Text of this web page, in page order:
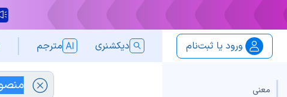
ورود یا ثبت‌نام دیکشنری مترجم
معنی